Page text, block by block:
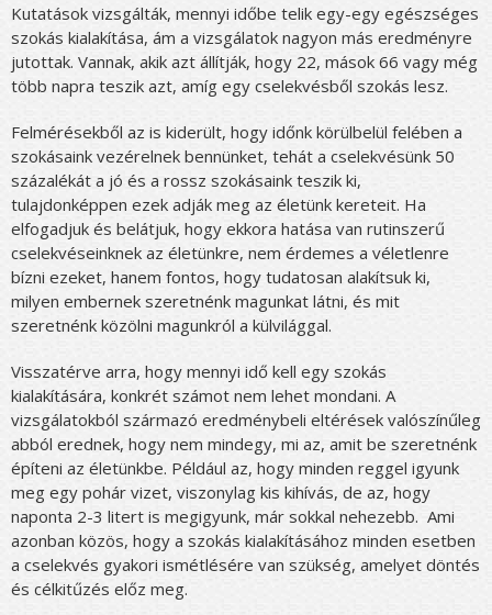
Kutatások vizsgálták, mennyi időbe telik egy-egy egészséges
szokás kialakítása, ám a vizsgálatok nagyon más eredményre
jutottak. Vannak, akik azt állítják, hogy 22, mások 66 vagy még
több napra teszik azt, amíg egy cselekvésből szokás lesz.
Felmérésekből az is kiderült, hogy időnk körülbelül felében a
szokásaink vezérelnek bennünket, tehát a cselekvésünk 50
százalékát a jó és a rossz szokásaink teszik ki,
tulajdonképpen ezek adják meg az életünk kereteit. Ha
elfogadjuk és belátjuk, hogy ekkora hatása van rutinszerű
cselekvéseinknek az életünkre, nem érdemes a véletlenre
bízni ezeket, hanem fontos, hogy tudatosan alakítsuk ki,
milyen embernek szeretnénk magunkat látni, és mit
szeretnénk közölni magunkról a külvilággal.
Visszatérve arra, hogy mennyi idő kell egy szokás
kialakítására, konkrét számot nem lehet mondani. A
vizsgálatokból származó eredménybeli eltérések valószínűleg
abból erednek, hogy nem mindegy, mi az, amit be szeretnénk
építeni az életünkbe. Például az, hogy minden reggel igyunk
meg egy pohár vizet, viszonylag kis kihívás, de az, hogy
naponta 2-3 litert is megigyunk, már sokkal nehezebb. Ami
azonban közös, hogy a szokás kialakításához minden esetben
a cselekvés gyakori ismétlésére van szükség, amelyet döntés
és célkitűzés előz meg.